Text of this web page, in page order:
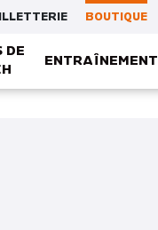
BOUTIQUE
DE
ENTRAÎNEMENT